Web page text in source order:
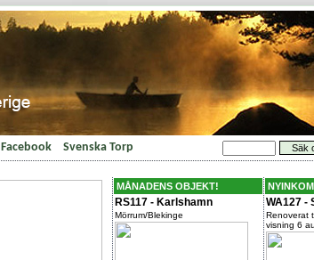
Facebook Svenska Torp
MÅNADENS OBJEKT!
RS117 - Karlshamn
Mörrum/Blekinge
WA127 -
Renoverat
visning 6